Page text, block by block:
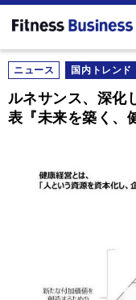
ニュース 国内トレンド
ルネサンス、深化
表『未来を築く、